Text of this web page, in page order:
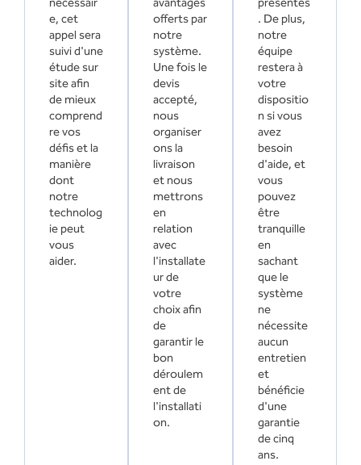
e, cet
appel sera
suivi d'une
étude sur
site afin
de mieux
comprend
re vos
défis et la
manière
dont
notre
technolog
ie peut
vous
aider.
offerts par
notre
système.
Une fois le
devis
accepté,
nous
organiser
ons la
livraison
et nous
mettrons
en
relation
avec
l'installate
ur de
votre
choix afin
de
garantir le
bon
déroulem
ent de
l'installati
on.
. De plus,
notre
équipe
restera à
votre
dispositio
n si vous
avez
besoin
d'aide, et
vous
pouvez
être
tranquille
en
sachant
que le
système
ne
nécessite
aucun
entretien
et
bénéficie
d'une
garantie
de cinq
ans.